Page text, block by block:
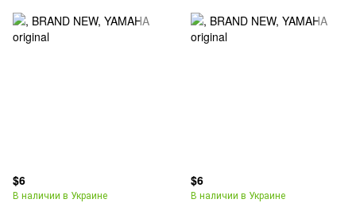
$6
В наличии в Украине
$6
В наличии в Украине